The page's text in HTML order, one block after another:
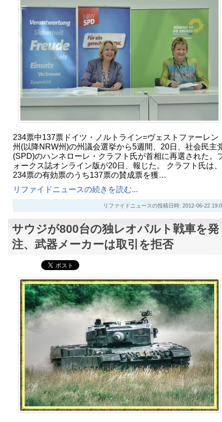
234票中137票ドイツ・ノルトライン=ヴェストファーレン
州(以降NRW州)の州議会選挙から5週間、20日、社会民主
(SPD)のハンネローレ・クラフト氏が首相に再選された。
ォークス誌オンライン版が20日、報じた。 クラフト氏は、
234票の有効票のうち137票の賛成票を獲…
リファイドニュースの続きを読む...
リファイドニュースの投稿日時: 2012-06-22
サウジが800台の独レオパルト戦車を発
注、武器メーカーは取引を拒否